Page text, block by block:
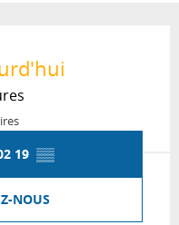
19 ▒▒
NOUS